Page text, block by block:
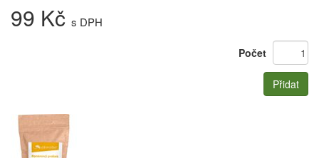
99 Kč s DPH
Počet
Přidat